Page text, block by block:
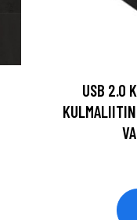
USB 2.0